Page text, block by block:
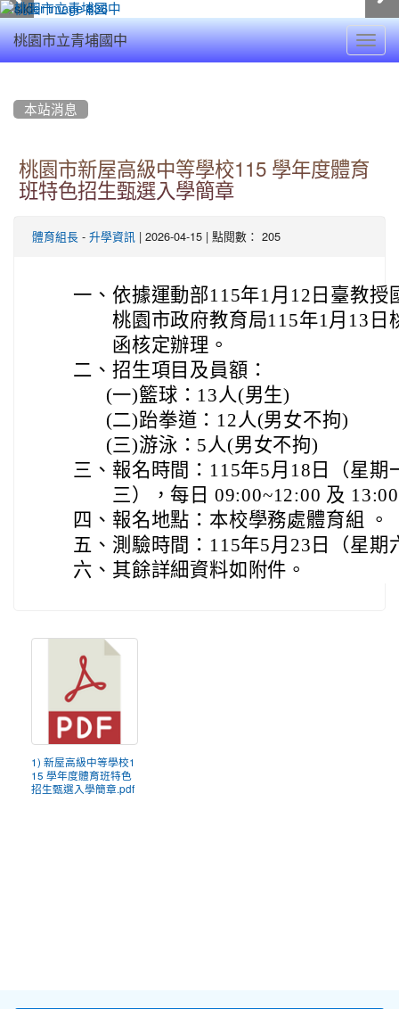
桃園市立青埔國中
本站消息
桃園市新屋高級中等學校115 學年度體育
班特色招生甄選入學簡章
體育組長 - 升學資訊 | 2026-04-15 | 點閱數： 205
一、 依據運動部115年1月12日臺教授
桃園市政府教育局115年1月13日
函核定辦理。
二、 招生項目及員額：
(一)籃球：13人(男生)
(二)跆拳道：12人(男女不拘)
(三)游泳：5人(男女不拘)
三、 報名時間：115年5月18日（星期
三），每日 09:00~12:00 及
四、 報名地點：本校學務處體育組 。
五、 測驗時間：115年5月23日（星期
六、 其餘詳細資料如附件。
1) 新屋高級中等學校1
15 學年度體育班特色
招生甄選入學簡章.pdf